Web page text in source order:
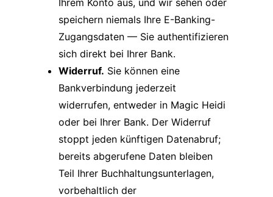
Ihrem Konto aus, und wir sehen oder
speichern niemals Ihre E-Banking-
Zugangsdaten — Sie authentifizieren
sich direkt bei Ihrer Bank.
Widerruf. Sie können eine
Bankverbindung jederzeit
widerrufen, entweder in Magic Heidi
oder bei Ihrer Bank. Der Widerruf
stoppt jeden künftigen Datenabruf;
bereits abgerufene Daten bleiben
Teil Ihrer Buchhaltungsunterlagen,
vorbehaltlich der